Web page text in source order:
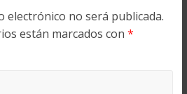
electrónico no será publicada.
están marcados con *